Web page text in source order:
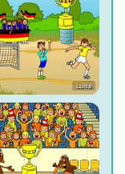
Luisa